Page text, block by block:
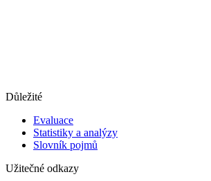
Důležité
Evaluace
Statistiky a analýzy
Slovník pojmů
Užitečné odkazy